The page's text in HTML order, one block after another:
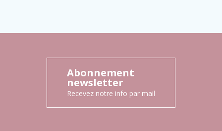
Abonnement
newsletter
Recevez notre info par mail